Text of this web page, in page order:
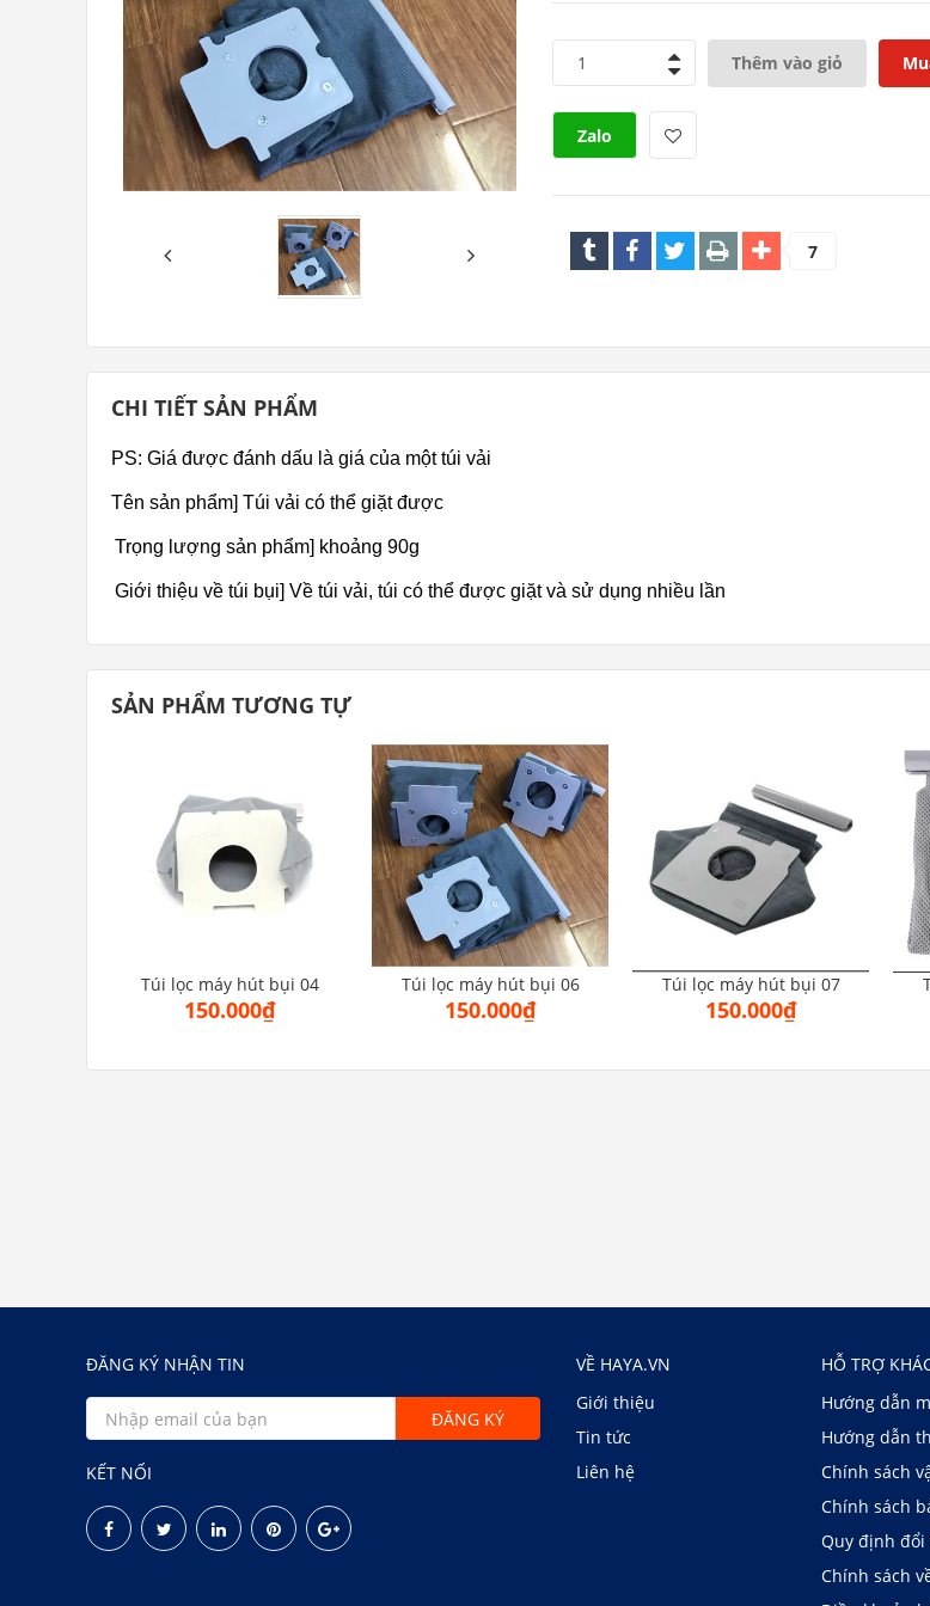
1 Thêm vào giỏ
Zalo
7
CHI TIẾT SẢN PHẨM
PS: Giá được đánh dấu là giá của một túi vải
Tên sản phẩm] Túi vải có thể giặt được
Trọng lượng sản phẩm] khoảng 90g
Giới thiệu về túi bụi] Về túi vải, túi có thể được giặt và sử dụng nhiều lần
SẢN PHẨM TƯƠNG TỰ
Túi lọc máy hút bụi 04
150.000₫
Túi lọc máy hút bụi 06
150.000₫
Túi lọc máy hút bụi 07
150.000₫
ĐĂNG KÝ NHẬN TIN
KẾT NỐI
VỀ HAYA.VN
Giới thiệu
Tin tức
Liên hệ
HỖ TRỢ
Hướng dẫn
Hướng dẫn
Chính sách
Chính sách
Quy định đổi
Chính sách